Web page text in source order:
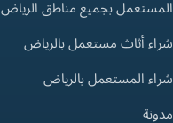
المستعمل بجميع مناطق الرياض
شراء أثاث مستعمل بالرياض
شراء المستعمل بالرياض
مدونة